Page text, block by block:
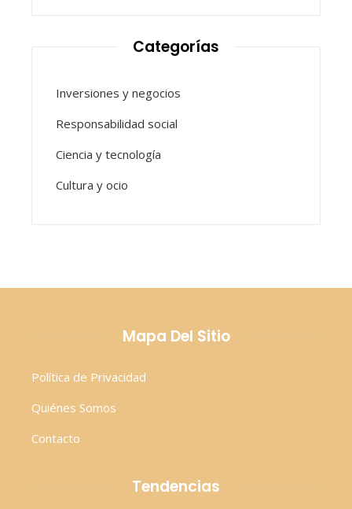
Categorías
Inversiones y negocios
Responsabilidad social
Ciencia y tecnología
Cultura y ocio
Mapa Del Sitio
Política de Privacidad
Quiénes Somos
Contacto
Tendencias